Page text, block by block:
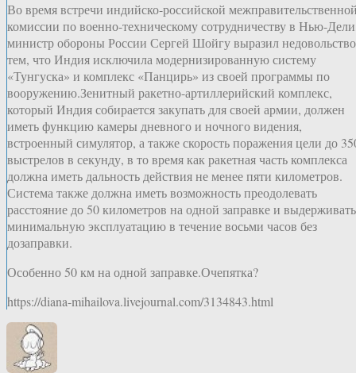
Во время встречи индийско-российской
комиссии по военно-техническому сотрудничеству в Нью-
министр обороны России Сергей Шойгу выразил недовольство
тем, что Индия исключила модернизированную систему
«Тунгуска» и комплекс «Панцирь» из своей программы по
вооружению.Зенитный ракетно-артиллерийский комплекс,
который Индия собирается закупать для своей армии, должен
иметь функцию камеры дневного и ночного видения,
встроенный симулятор, а также скорость поражения цели до
выстрелов в секунду, в то время как ракетная часть комплекса
должна иметь дальность действия не менее пяти километров.
Система также должна иметь возможность преодолевать
расстояние до 50 километров на одной заправке и выдерживать
минимальную эксплуатацию в течение восьми часов без
дозаправки.
Особенно 50 км на одной заправке.Очепятка?
https://diana-mihailova.livejournal.com/3134843.html